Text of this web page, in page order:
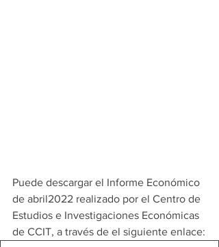
Puede descargar el Informe Económico
de abril2022 realizado por el Centro de
Estudios e Investigaciones Económicas
de CCIT, a través de el siguiente enlace: